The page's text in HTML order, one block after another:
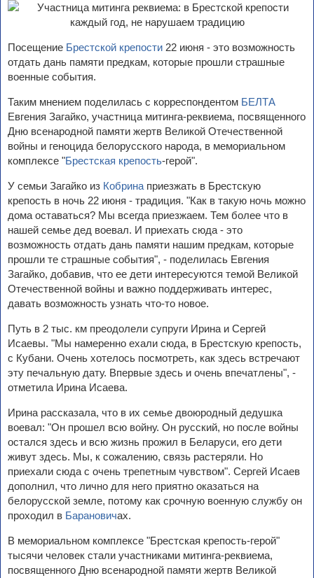
Посещение Брестской крепости 22 июня - это возможность
отдать дань памяти предкам, которые прошли страшные
военные события.
Таким мнением поделилась с корреспондентом БЕЛТА
Евгения Загайко, участница митинга-реквиема, посвященного
Дню всенародной памяти жертв Великой Отечественной
войны и геноцида белорусского народа, в мемориальном
комплексе "Брестская крепость-герой".
У семьи Загайко из Кобрина приезжать в Брестскую
крепость в ночь 22 июня - традиция. "Как в такую ночь можно
дома оставаться? Мы всегда приезжаем. Тем более что в
нашей семье дед воевал. И приехать сюда - это
возможность отдать дань памяти нашим предкам, которые
прошли те страшные события", - поделилась Евгения
Загайко, добавив, что ее дети интересуются темой Великой
Отечественной войны и важно поддерживать интерес,
давать возможность узнать что-то новое.
Путь в 2 тыс. км преодолели супруги Ирина и Сергей
Исаевы. "Мы намеренно ехали сюда, в Брестскую крепость,
с Кубани. Очень хотелось посмотреть, как здесь встречают
эту печальную дату. Впервые здесь и очень впечатлены", -
отметила Ирина Исаева.
Ирина рассказала, что в их семье двоюродный дедушка
воевал: "Он прошел всю войну. Он русский, но после войны
остался здесь и всю жизнь прожил в Беларуси, его дети
живут здесь. Мы, к сожалению, связь растеряли. Но
приехали сюда с очень трепетным чувством". Сергей Исаев
дополнил, что лично для него приятно оказаться на
белорусской земле, потому как срочную военную службу он
проходил в Барановичах.
В мемориальном комплексе "Брестская крепость-герой"
тысячи человек стали участниками митинга-реквиема,
посвященного Дню всенародной памяти жертв Великой